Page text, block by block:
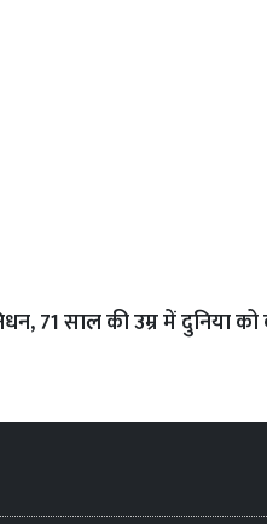
71 साल की उम्र में दुनिया को